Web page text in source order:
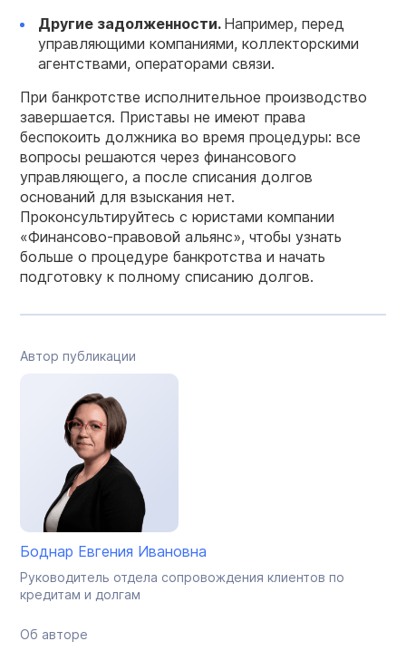
Другие задолженности. Например, перед
управляющими компаниями, коллекторскими
агентствами, операторами связи.
При банкротстве исполнительное производство
завершается. Приставы не имеют права
беспокоить должника во время процедуры: все
вопросы решаются через финансового
управляющего, а после списания долгов
оснований для взыскания нет.
Проконсультируйтесь с юристами компании
«Финансово-правовой альянс», чтобы узнать
больше о процедуре банкротства и начать
подготовку к полному списанию долгов.
Автор публикации
Боднар Евгения Ивановна
Руководитель отдела сопровождения клиентов по
кредитам и долгам
Об авторе